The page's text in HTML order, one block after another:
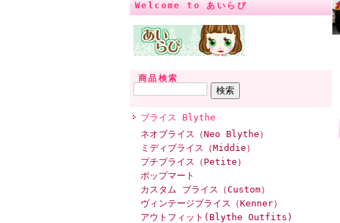
Welcome to あいらぴ
商品検索
ブライス Blythe
ネオブライス（Neo Blythe）
ミディブライス（Middie）
プチブライス（Petite）
ポップマート
カスタム ブライス（Custom）
ヴィンテージブライス（Kenner）
アウトフィット(Blythe Outfits)